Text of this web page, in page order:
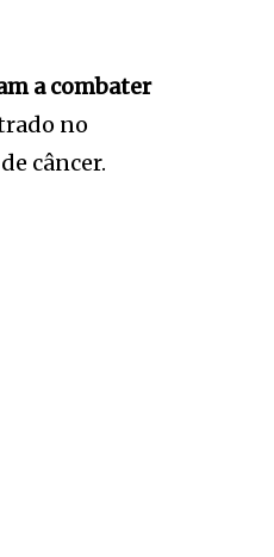
a combater
no
câncer.